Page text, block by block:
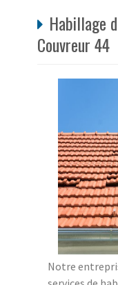
Habillage
Couvreur 44
Notre